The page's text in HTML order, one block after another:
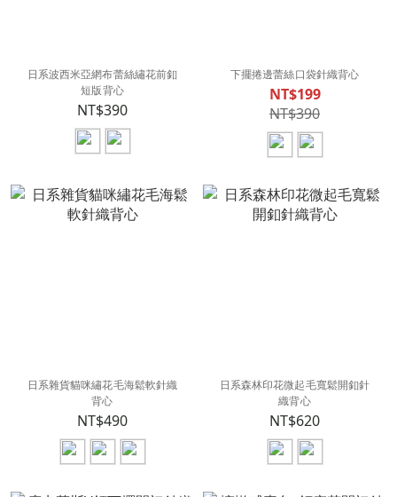
日系波西米亞網布蕾絲繡花前釦
短版背心
NT$390
下擺捲邊蕾絲口袋針織背心
NT$199
NT$390
日系雜貨貓咪繡花毛海鬆軟針織
背心
NT$490
日系森林印花微起毛寬鬆開釦針
織背心
NT$620